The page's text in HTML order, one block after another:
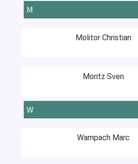
M
Molitor Christian
Moritz Sven
W
Wampach Marc